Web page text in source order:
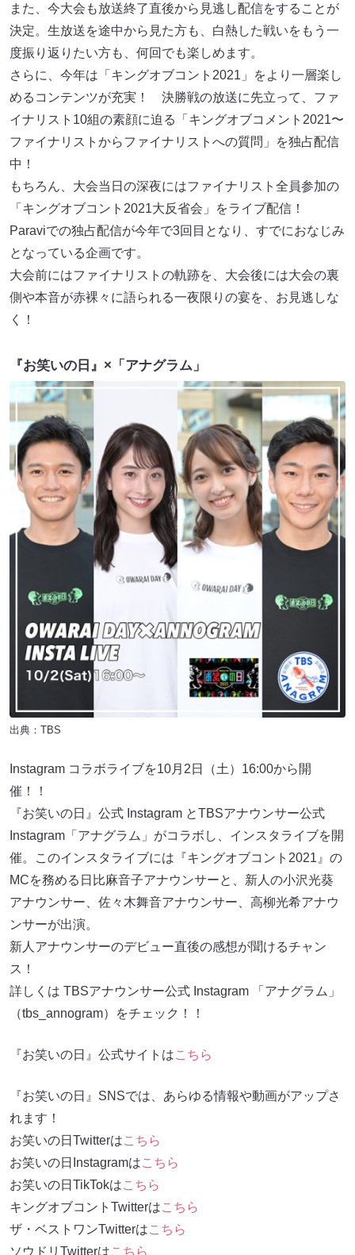
また、今大会も放送終了直後から見逃し配信をすることが
決定。生放送を途中から見た方も、白熱した戦いをもう一
度振り返りたい方も、何回でも楽しめます。
さらに、今年は「キングオブコント2021」をより一層楽し
めるコンテンツが充実！ 決勝戦の放送に先立って、ファ
イナリスト10組の素顔に迫る「キングオブコメント2021〜
ファイナリストからファイナリストへの質問」を独占配信
中！
もちろん、大会当日の深夜にはファイナリスト全員参加の
「キングオブコント2021大反省会」をライブ配信！
Paraviでの独占配信が今年で3回目となり、すでにおなじみ
となっている企画です。
大会前にはファイナリストの軌跡を、大会後には大会の裏
側や本音が赤裸々に語られる一夜限りの宴を、お見逃しな
く！
『お笑いの日』×「アナグラム」
出典：TBS
Instagram コラボライブを10月2日（土）16:00から開
催！！
『お笑いの日』公式 Instagram とTBSアナウンサー公式
Instagram「アナグラム」がコラボし、インスタライブを開
催。このインスタライブには『キングオブコント2021』の
MCを務める日比麻音子アナウンサーと、新人の小沢光葵
アナウンサー、佐々木舞音アナウンサー、高柳光希アナウ
ンサーが出演。
新人アナウンサーのデビュー直後の感想が聞けるチャン
ス！
詳しくは TBSアナウンサー公式 Instagram 「アナグラム」
（tbs_annogram）をチェック！！
『お笑いの日』公式サイトはこちら
『お笑いの日』SNSでは、あらゆる情報や動画がアップさ
れます！
お笑いの日Twitterはこちら
お笑いの日Instagramはこちら
お笑いの日TikTokはこちら
キングオブコントTwitterはこちら
ザ・ベストワンTwitterはこちら
ソウドリTwitterはこちら